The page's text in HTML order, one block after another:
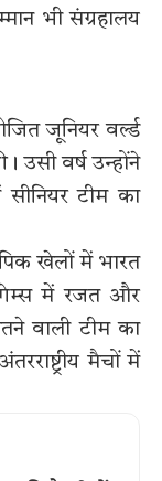
भी संग्रहालय
जूनियर वर्ल्ड
उसी वर्ष उन्होंने
टीम का
खेलों में भारत
गेम्स में रजत और
वाली टीम का
मैचों में